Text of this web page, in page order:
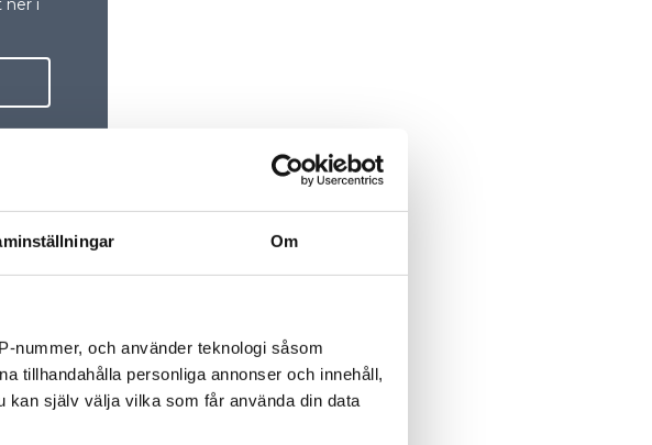
Om
nummer, och använder teknologi såsom
tillhandahålla personliga annonser och innehåll,
själv välja vilka som får använda din data
ner i